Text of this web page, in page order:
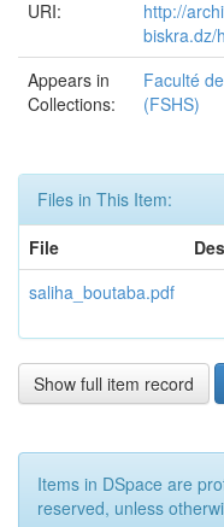
URI:
http://
biskra.dz/
Appears in
Collections:
Faculté
(FSHS)
Files in This Item:
File
saliha_boutaba.pdf
Show full item record
Items in DSpace are
reserved, unless